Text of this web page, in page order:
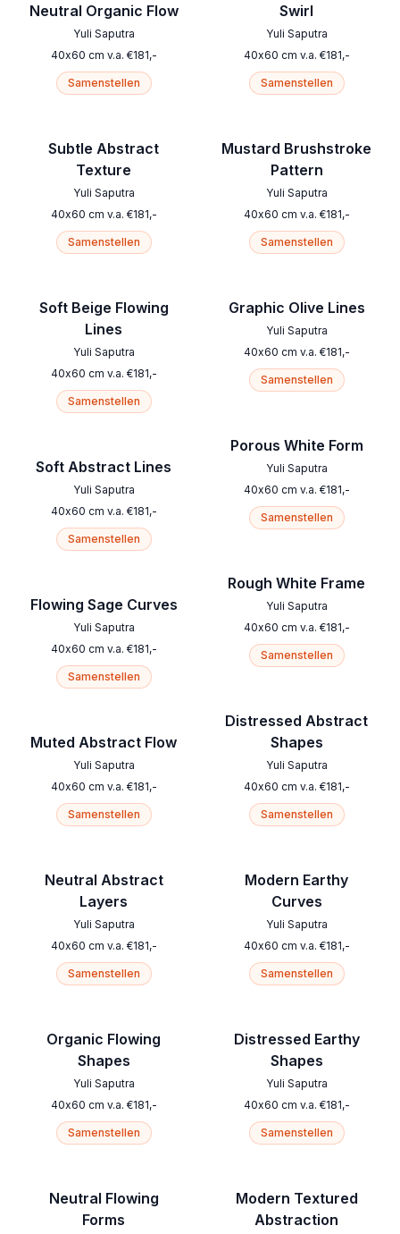
Neutral Organic Flow
Yuli Saputra
40x60 cm v.a. €181,-
Samenstellen
Subtle Abstract
Texture
Yuli Saputra
40x60 cm v.a. €181,-
Samenstellen
Soft Beige Flowing
Lines
Yuli Saputra
40x60 cm v.a. €181,-
Samenstellen
Soft Abstract Lines
Yuli Saputra
40x60 cm v.a. €181,-
Samenstellen
Flowing Sage Curves
Yuli Saputra
40x60 cm v.a. €181,-
Samenstellen
Muted Abstract Flow
Yuli Saputra
40x60 cm v.a. €181,-
Samenstellen
Neutral Abstract
Layers
Yuli Saputra
40x60 cm v.a. €181,-
Samenstellen
Organic Flowing
Shapes
Yuli Saputra
40x60 cm v.a. €181,-
Samenstellen
Neutral Flowing
Forms
Swirl
Yuli Saputra
40x60 cm v.a. €181,-
Samenstellen
Mustard Brushstroke
Pattern
Yuli Saputra
40x60 cm v.a. €181,-
Samenstellen
Graphic Olive Lines
Yuli Saputra
40x60 cm v.a. €181,-
Samenstellen
Porous White Form
Yuli Saputra
40x60 cm v.a. €181,-
Samenstellen
Rough White Frame
Yuli Saputra
40x60 cm v.a. €181,-
Samenstellen
Distressed Abstract
Shapes
Yuli Saputra
40x60 cm v.a. €181,-
Samenstellen
Modern Earthy
Curves
Yuli Saputra
40x60 cm v.a. €181,-
Samenstellen
Distressed Earthy
Shapes
Yuli Saputra
40x60 cm v.a. €181,-
Samenstellen
Modern Textured
Abstraction